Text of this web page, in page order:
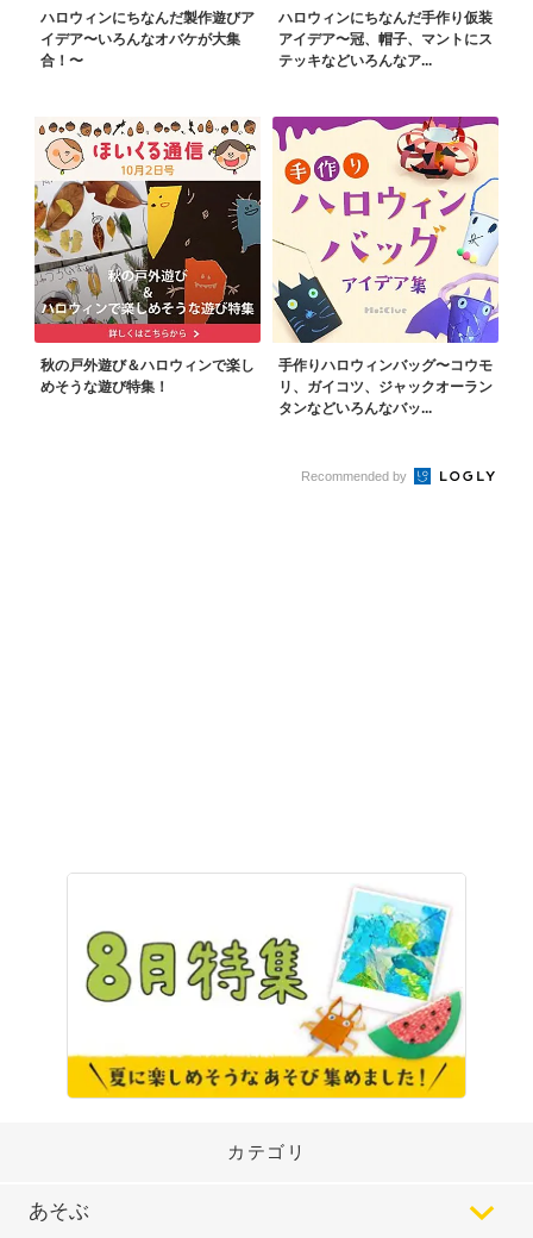
ハロウィンにちなんだ製作遊びア
イデア〜いろんなオバケが大集
合！〜
ハロウィンにちなんだ手作り仮装
アイデア〜冠、帽子、マントにス
テッキなどいろんなア...
秋の戸外遊び＆ハロウィンで楽し
めそうな遊び特集！
手作りハロウィンバッグ〜コウモ
リ、ガイコツ、ジャックオーラン
タンなどいろんなバッ...
Recommended by
カテゴリ
あそぶ